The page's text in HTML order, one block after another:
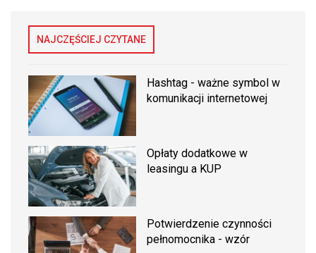
NAJCZĘŚCIEJ CZYTANE
Hashtag - ważne symbol w
komunikacji internetowej
Opłaty dodatkowe w
leasingu a KUP
Potwierdzenie czynności
pełnomocnika - wzór